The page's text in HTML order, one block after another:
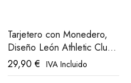
Tarjetero con Monedero,
Diseño León Athletic Club
Bilbao
29,90€ IVA Incluido